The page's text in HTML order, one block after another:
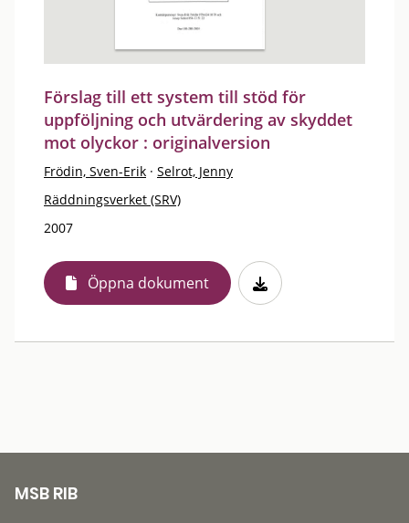
Förslag till ett system till stöd för
uppföljning och utvärdering av skyddet
mot olyckor : originalversion
Frödin, Sven-Erik · Selrot, Jenny
Räddningsverket (SRV)
2007
Öppna dokument
MSB RIB